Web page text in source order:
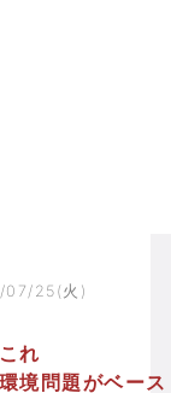
07/25(火)
れ
境問題がベース